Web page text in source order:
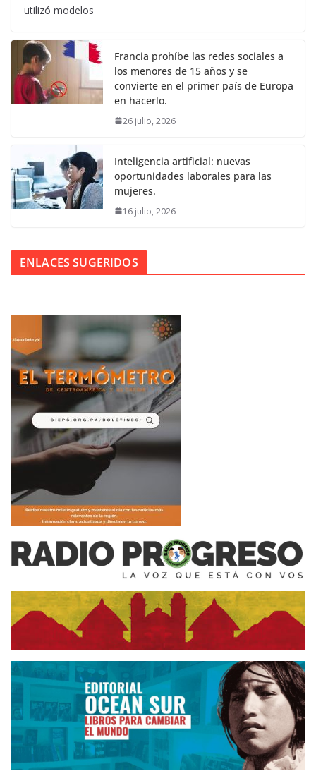
utilizó modelos
Francia prohíbe las redes sociales a
los menores de 15 años y se
convierte en el primer país de Europa
en hacerlo.
26 julio, 2026
Inteligencia artificial: nuevas
oportunidades laborales para las
mujeres.
16 julio, 2026
ENLACES SUGERIDOS